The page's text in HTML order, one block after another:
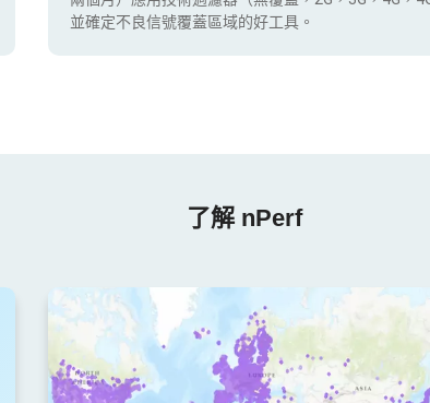
並確定不良信號覆蓋區域的好工具。
了解 nPerf